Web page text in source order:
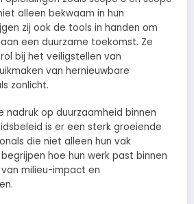
alleen bekwaam in hun
zij ook de tools in handen om
een duurzame toekomst. Ze
bij het veiligstellen van
van hernieuwbare
zonlicht.
op duurzaamheid binnen
is er een sterk groeiende
die niet alleen hun vak
hoe hun werk past binnen
milieu-impact en